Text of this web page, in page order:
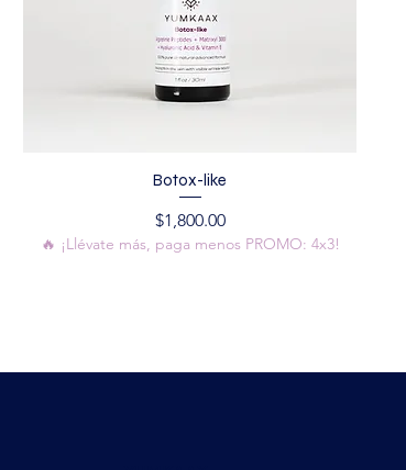
Botox-like
Precio
$1,800.00
🔥 ¡Llévate más, paga menos PROMO: 4x3!